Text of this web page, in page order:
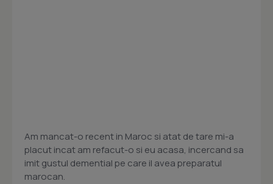
Am mancat-o recent in Maroc si atat de tare mi-a
placut incat am refacut-o si eu acasa, incercand sa
imit gustul demential pe care il avea preparatul
marocan.